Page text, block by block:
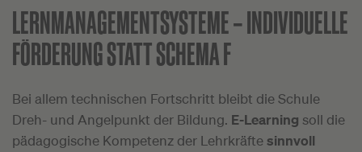
LERNMANAGEMENTSYSTEME –INDIVIDUELLE
FÖRDERUNG STATT SCHEMA F
Bei allem technischen Fortschritt bleibt die Schule
Dreh- und Angelpunkt der Bildung. E-Learning soll die
pädagogische Kompetenz der Lehrkräftesinnvoll